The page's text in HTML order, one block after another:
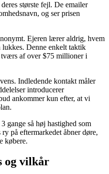
største fejl. De emailer
og ser prisen
Ejeren lærer aldrig, hvem
Denne enkelt taktik
af over $75 millioner i
Indledende kontakt måler
introducerer
ankommer kun efter, at vi
gange så høj hastighed som
på eftermarkedet åbner døre,
købere.
og vilkår